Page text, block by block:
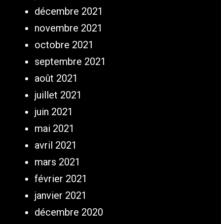
décembre 2021
novembre 2021
octobre 2021
septembre 2021
août 2021
juillet 2021
juin 2021
mai 2021
avril 2021
mars 2021
février 2021
janvier 2021
décembre 2020